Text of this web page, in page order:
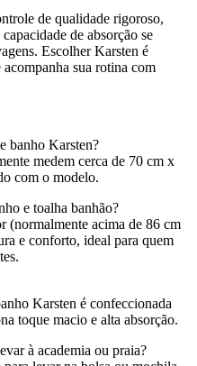
de qualidade rigoroso,
de absorção se
Escolher Karsten é
sua rotina com
banho Karsten?
medem cerca de 70 cm x
com o modelo.
e toalha banhão?
(normalmente acima de 86 cm
e conforto, ideal para quem
Karsten é confeccionada
toque macio e alta absorção.
à academia ou praia?